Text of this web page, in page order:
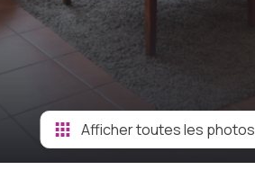
Afficher toutes les photos